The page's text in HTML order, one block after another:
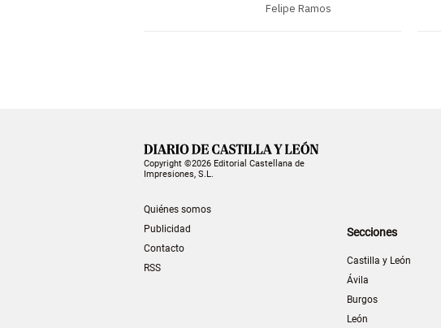
Felipe Ramos
Copyright ©2026 Editorial Castellana de
Impresiones, S.L.
Quiénes somos
Publicidad
Contacto
RSS
Secciones
Castilla y León
Ávila
Burgos
León